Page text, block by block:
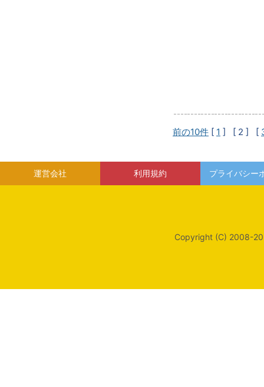
前の10件 [ 1 ] [ 2 ] [
運営会社 利用規約 プライバシー
Copyright (C) 2008-